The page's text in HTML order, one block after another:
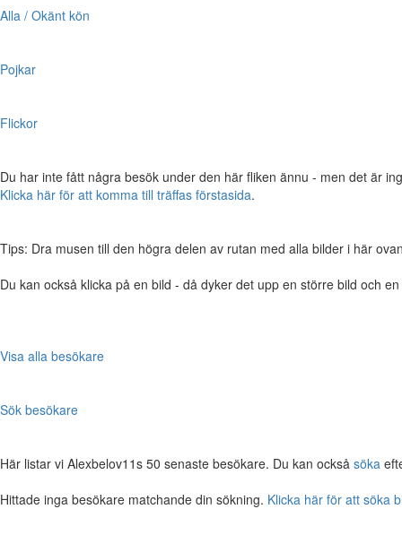
Alla / Okänt kön
Pojkar
Flickor
Du har inte fått några besök under den här fliken ännu - men det är
Klicka här för att komma till träffas förstasida.
Tips: Dra musen till den högra delen av rutan med alla bilder i här
Du kan också klicka på en bild - då dyker det upp en större bild och
Visa alla besökare
Sök besökare
Här listar vi Alexbelov11s 50 senaste besökare. Du kan också söka
Hittade inga besökare matchande din sökning. Klicka här för att söka